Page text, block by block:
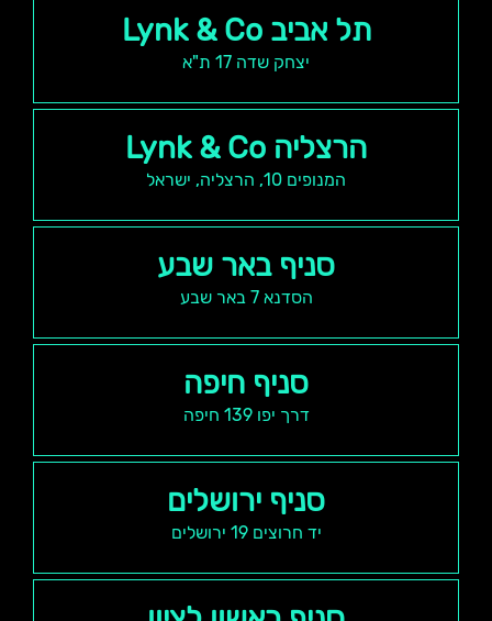
תל אביב Lynk & Co
יצחק שדה 17 ת"א
הרצליה Lynk & Co
המנופים 10, הרצליה, ישראל
סניף באר שבע
הסדנא 7 באר שבע
סניף חיפה
דרך יפו 139 חיפה
סניף ירושלים
יד חרוצים 19 ירושלים